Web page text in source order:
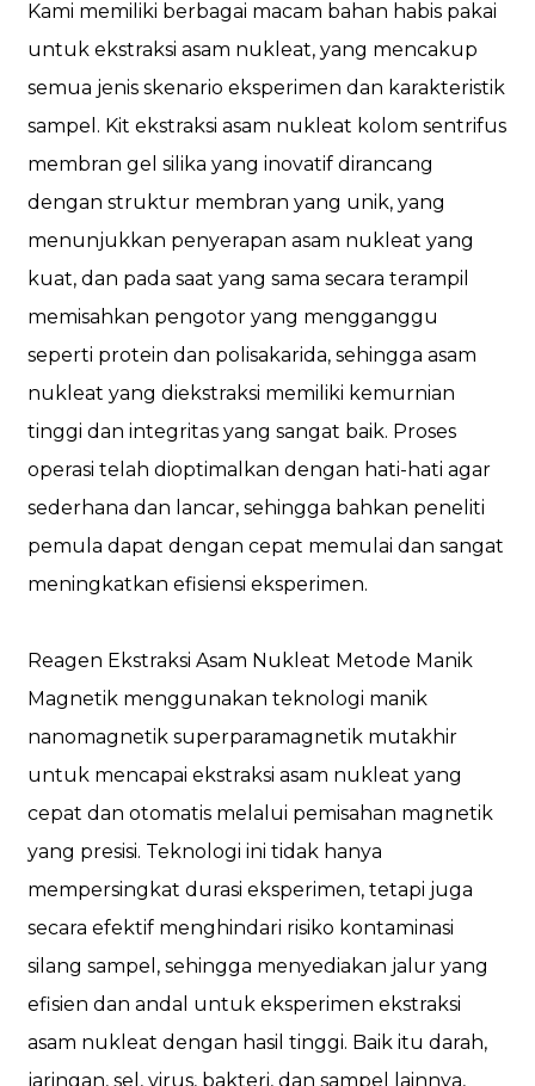
Kami memiliki berbagai macam bahan habis pakai
untuk ekstraksi asam nukleat, yang mencakup
semua jenis skenario eksperimen dan karakteristik
sampel. Kit ekstraksi asam nukleat kolom sentrifus
membran gel silika yang inovatif dirancang
dengan struktur membran yang unik, yang
menunjukkan penyerapan asam nukleat yang
kuat, dan pada saat yang sama secara terampil
memisahkan pengotor yang mengganggu
seperti protein dan polisakarida, sehingga asam
nukleat yang diekstraksi memiliki kemurnian
tinggi dan integritas yang sangat baik. Proses
operasi telah dioptimalkan dengan hati-hati agar
sederhana dan lancar, sehingga bahkan peneliti
pemula dapat dengan cepat memulai dan sangat
meningkatkan efisiensi eksperimen.
Reagen Ekstraksi Asam Nukleat Metode Manik
Magnetik menggunakan teknologi manik
nanomagnetik superparamagnetik mutakhir
untuk mencapai ekstraksi asam nukleat yang
cepat dan otomatis melalui pemisahan magnetik
yang presisi. Teknologi ini tidak hanya
mempersingkat durasi eksperimen, tetapi juga
secara efektif menghindari risiko kontaminasi
silang sampel, sehingga menyediakan jalur yang
efisien dan andal untuk eksperimen ekstraksi
asam nukleat dengan hasil tinggi. Baik itu darah,
jaringan, sel, virus, bakteri, dan sampel lainnya,